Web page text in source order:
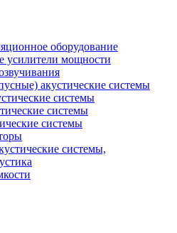
оборудование
усилители мощности
акустические системы
системы
системы
системы
системы,